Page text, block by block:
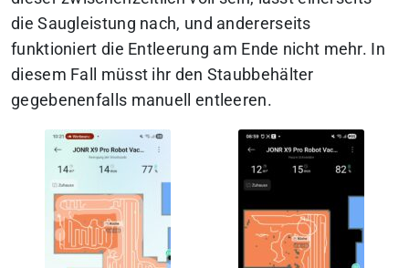
die Saugleistung nach, und andererseits
funktioniert die Entleerung am Ende nicht mehr. In
diesem Fall müsst ihr den Staubbehälter
gegebenenfalls manuell entleeren.